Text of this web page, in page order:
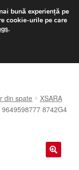
6816
din spate
XSARA
8742G4
bună experiență pe
cookie-urile pe care
.